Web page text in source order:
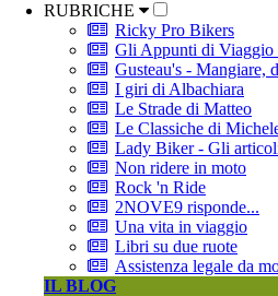
RUBRICHE
Ricky Pro Bikers
Gli Appunti di
Gusteau's - Mangiare,
I giri di Albachiara
Le Strade di Matteo
Le Classiche di
Lady Biker - Gli
Non ridere in moto
Rock 'n Ride
2NOVE9 risponde...
Una vita in viaggio
Libri su due ruote
Assistenza legale da
IL BLOG